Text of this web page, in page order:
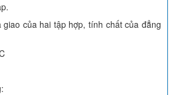
của hai tập hợp, tính chất của đẳng